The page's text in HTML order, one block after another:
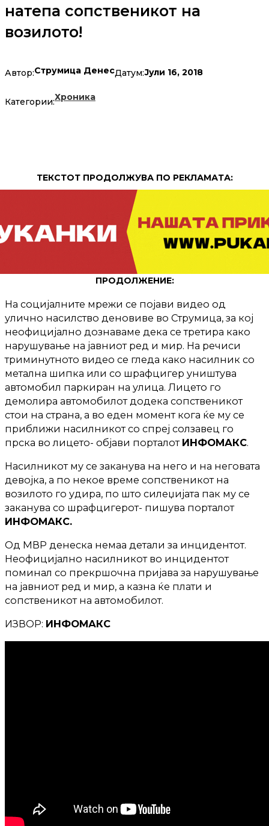
натепа сопственикот на
возилото!
Автор:Струмица ДенесДатум:Јули 16, 2018
Категории:Хроника
ТЕКСТОТ ПРОДОЛЖУВА ПО РЕКЛАМАТА:
ПРОДОЛЖЕНИЕ:
На социјалните мрежи се појави видео од
улично насилство деновиве во Струмица, за кој
неофицијално дознаваме дека се третира како
нарушување на јавниот ред и мир. На речиси
триминутното видео се гледа како насилник со
метална шипка или со шрафцигер уништува
автомобил паркиран на улица. Лицето го
демолира автомобилот додека сопственикот
стои на страна, а во еден момент кога ќе му се
приближи насилникот со спреј солзавец го
прска во лицето- објави порталот ИНФОМАКС.
Насилникот му се заканува на него и на неговата
девојка, а по некое време сопственикот на
возилото го удира, по што силеџијата пак му се
заканува со шрафцигерот- пишува порталот
ИНФОМАКС.
Од МВР денеска немаа детали за инцидентот.
Неофицијално насилникот во инцидентот
поминал со прекршочна пријава за нарушување
на јавниот ред и мир, а казна ќе плати и
сопственикот на автомобилот.
ИЗВОР: ИНФОМАКС